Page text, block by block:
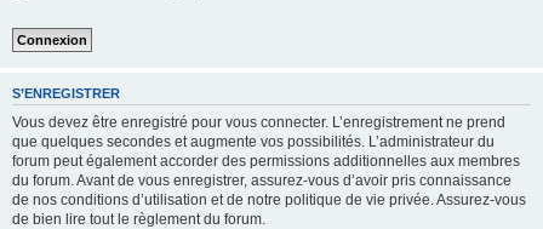
S’ENREGISTRER
Vous devez être enregistré pour vous connecter. L’enregistrement ne prend
que quelques secondes et augmente vos possibilités. L’administrateur du
forum peut également accorder des permissions additionnelles aux membres
du forum. Avant de vous enregistrer, assurez-vous d’avoir pris connaissance
de nos conditions d’utilisation et de notre politique de vie privée. Assurez-vous
de bien lire tout le règlement du forum.